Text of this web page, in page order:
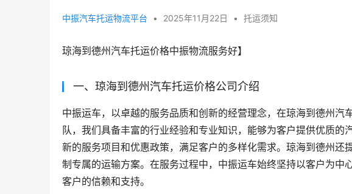
中振汽车托运物流平台 • 2025年11月22日 • 托运须知
琼海到德州汽车托运价格中振物流服务好】
一、琼海到德州汽车托运价格公司介绍
中振运车，以卓越的服务品质和创新的经营理念，在琼海到德州汽
队，我们具备丰富的行业经验和专业知识，能够为客户提供优质
新的服务项目和优惠政策，满足客户的多样化需求。琼海到德州还
制专属的运输方案。在服务过程中，中振运车始终坚持以客户为中
客户的信赖和支持。